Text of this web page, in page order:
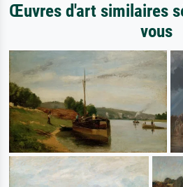
Œuvres d'art similaires
vous